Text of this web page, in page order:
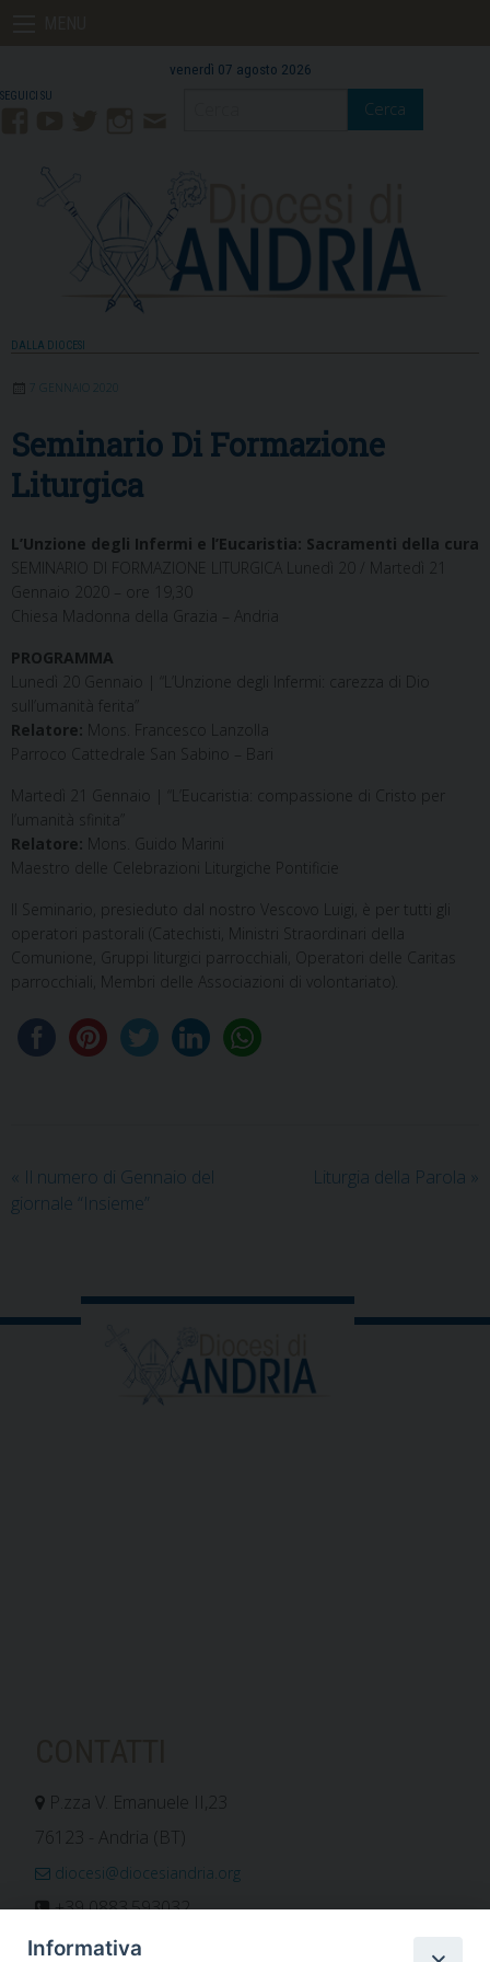
venerdì 07 agosto 2026
Mail
Cerca
DALLA DIOCESI
7 GENNAIO 2020
Seminario Di Formazione
Liturgica
L’Unzione degli Infermi e l’Eucaristia: Sacramenti della cura
SEMINARIO DI FORMAZIONE LITURGICA Lunedì 20 / Martedì 21
Gennaio 2020 – ore 19,30
Chiesa Madonna della Grazia – Andria
PROGRAMMA
Lunedì 20 Gennaio | “L’Unzione degli Infermi: carezza di Dio
sull’umanità ferita”
Relatore: Mons. Francesco Lanzolla
Parroco Cattedrale San Sabino – Bari
Martedì 21 Gennaio | “L’Eucaristia: compassione di Cristo per
l’umanità sfinita”
Relatore: Mons. Guido Marini
Maestro delle Celebrazioni Liturgiche Pontificie
Il Seminario, presieduto dal nostro Vescovo Luigi, è per tutti gli
operatori pastorali (Catechisti, Ministri Straordinari della
Comunione, Gruppi liturgici parrocchiali, Operatori delle Caritas
parrocchiali, Membri delle Associazioni di volontariato).
« Il numero di Gennaio del
giornale “Insieme”
Liturgia della Parola »
P.zza V. Emanuele II,23
76123 - Andria (BT)
diocesi@diocesiandria.org
+39 0883.593032
+39 0883.592596
Informativa